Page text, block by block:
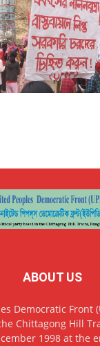
ABOUT US
Democratic Front
Chittagong Hill
1998 at the